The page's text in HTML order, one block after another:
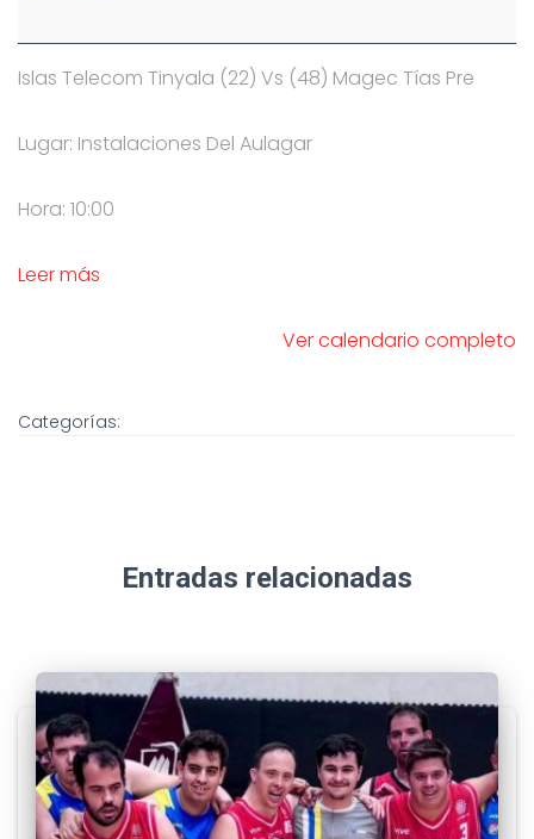
Islas Telecom Tinyala (22) Vs (48) Magec Tías Pre
Lugar: Instalaciones Del Aulagar
Hora: 10:00
Leer más
Ver calendario completo
Categorías:
Entradas relacionadas